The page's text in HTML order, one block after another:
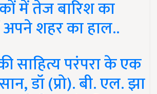
में तेज बारिश का
शहर का हाल..
साहित्य परंपरा के एक
डॉ (प्रो). बी. एल. झा